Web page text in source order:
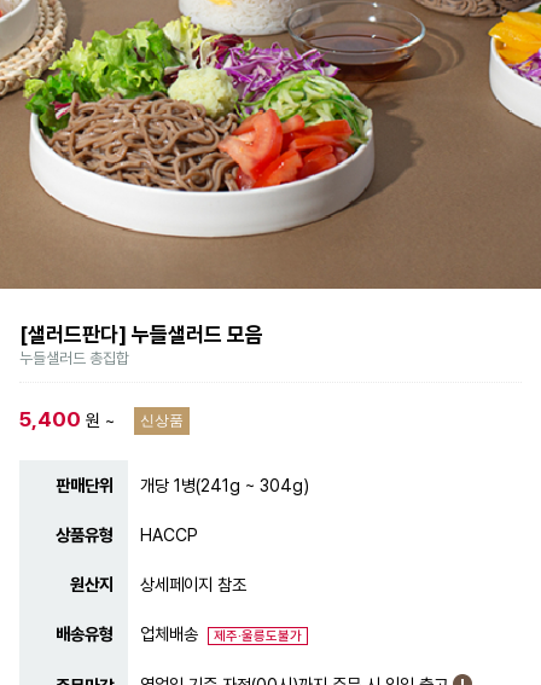
[샐러드판다] 누들샐러드 모음
누들샐러드 총집합
5,400 원 ~ 신상품
판매단위 개당 1병(241g ~ 304g)
상품유형 HACCP
원산지 상세페이지 참조
배송유형 업체배송 제주·울릉도불가